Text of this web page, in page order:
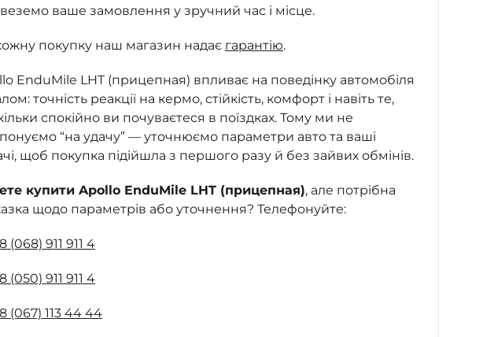
ваше замовлення у зручний час і місце.
покупку наш магазин надає гарантію.
EnduMile LHT (прицепная) впливає на поведінку автомобіля
точність реакції на кермо, стійкість, комфорт і навіть те,
спокійно ви почуваєтеся в поїздках. Тому ми не
“на удачу” — уточнюємо параметри авто та ваші
щоб покупка підійшла з першого разу й без зайвих обмінів.
купити Apollo EnduMile LHT (прицепная), але потрібна
щодо параметрів або уточнення? Телефонуйте:
(068) 911 911 4
(050) 911 911 4
(067) 113 44 44